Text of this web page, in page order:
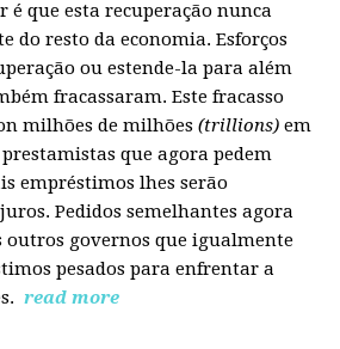
é que esta recuperação nunca
do resto da economia. Esforços
ou estende-la para além
fracassaram. Este fracasso
milhões de milhões(trillions) em
que agora pedem
empréstimos lhes serão
Pedidos semelhantes agora
governos que igualmente
pesados para enfrentar a
read more